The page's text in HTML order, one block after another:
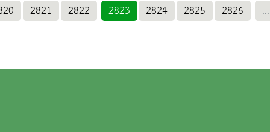
2821 2822 2823 2824 2825 2826 ...